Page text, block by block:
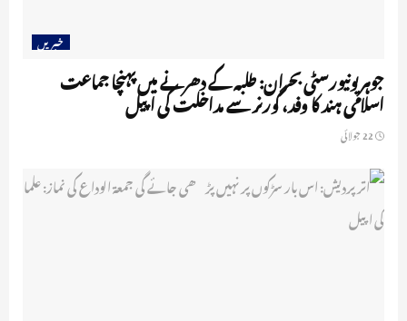
خبریں
جوہر یونیورسٹی بحران: طلبہ کے دھرنے میں پہنچا جماعت
اسلامی ہند کا وفد، گورنر سے مداخلت کی اپیل